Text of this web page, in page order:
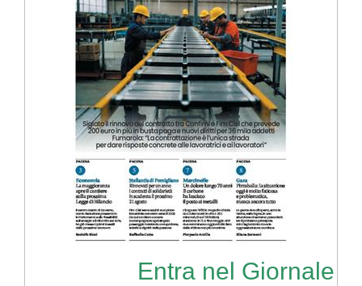
Entra nel Giornale